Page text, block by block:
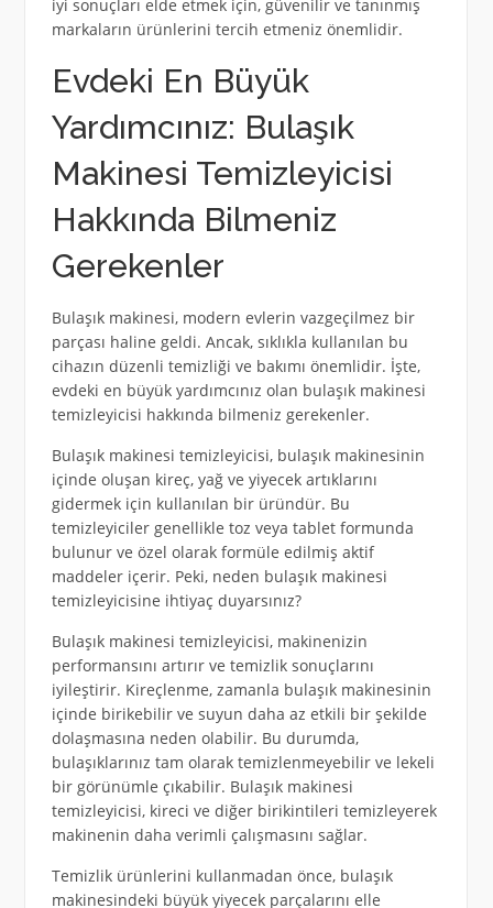
iyi sonuçları elde etmek için, güvenilir ve tanınmış
markaların ürünlerini tercih etmeniz önemlidir.
Evdeki En Büyük
Yardımcınız: Bulaşık
Makinesi Temizleyicisi
Hakkında Bilmeniz
Gerekenler
Bulaşık makinesi, modern evlerin vazgeçilmez bir
parçası haline geldi. Ancak, sıklıkla kullanılan bu
cihazın düzenli temizliği ve bakımı önemlidir. İşte,
evdeki en büyük yardımcınız olan bulaşık makinesi
temizleyicisi hakkında bilmeniz gerekenler.
Bulaşık makinesi temizleyicisi, bulaşık makinesinin
içinde oluşan kireç, yağ ve yiyecek artıklarını
gidermek için kullanılan bir üründür. Bu
temizleyiciler genellikle toz veya tablet formunda
bulunur ve özel olarak formüle edilmiş aktif
maddeler içerir. Peki, neden bulaşık makinesi
temizleyicisine ihtiyaç duyarsınız?
Bulaşık makinesi temizleyicisi, makinenizin
performansını artırır ve temizlik sonuçlarını
iyileştirir. Kireçlenme, zamanla bulaşık makinesinin
içinde birikebilir ve suyun daha az etkili bir şekilde
dolaşmasına neden olabilir. Bu durumda,
bulaşıklarınız tam olarak temizlenmeyebilir ve lekeli
bir görünümle çıkabilir. Bulaşık makinesi
temizleyicisi, kireci ve diğer birikintileri temizleyerek
makinenin daha verimli çalışmasını sağlar.
Temizlik ürünlerini kullanmadan önce, bulaşık
makinesindeki büyük yiyecek parçalarını elle